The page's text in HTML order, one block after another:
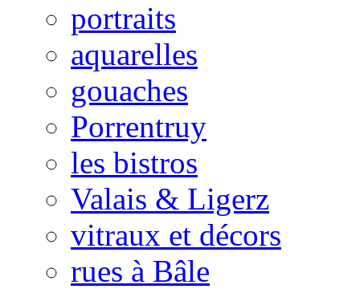
portraits
aquarelles
gouaches
Porrentruy
les bistros
Valais & Ligerz
vitraux et décors
rues à Bâle